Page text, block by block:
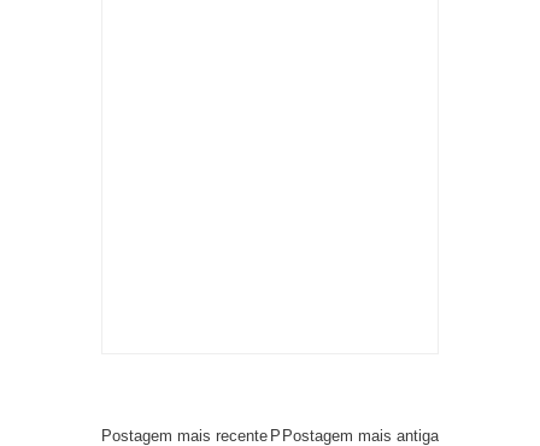
Postagem mais recente Postagem mais antiga
P